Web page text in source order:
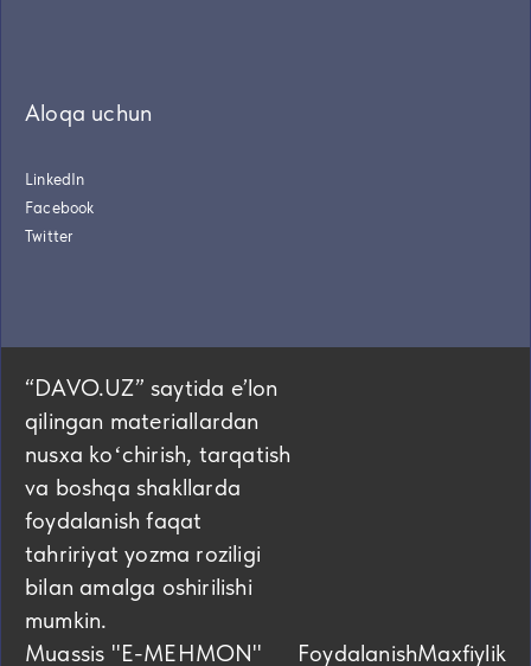
Aloqa uchun
LinkedIn
Facebook
Twitter
“DAVO.UZ” saytida eʼlon
qilingan materiallardan
nusxa koʻchirish, tarqatish
va boshqa shakllarda
foydalanish faqat
tahririyat yozma roziligi
bilan amalga oshirilishi
mumkin.
Muassis "E-MEHMON"
FoydalanishMaxfiylik